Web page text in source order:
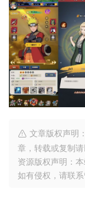
文章版权声明
章，转载或复制请
资源版权声明：
如有侵权，请联系